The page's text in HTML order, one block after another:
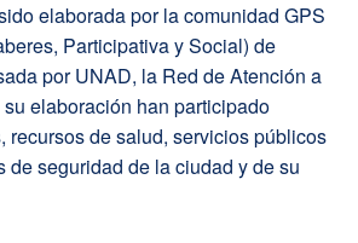
elaborada por la comunidad GPS
Participativa y Social) de
por UNAD, la Red de Atención a
elaboración han participado
recursos de salud, servicios públicos
de seguridad de la ciudad y de su